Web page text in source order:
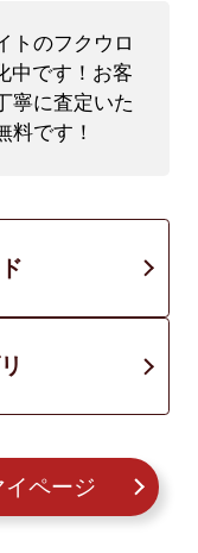
トのフクウロ
中です！ お客
寧に査定いた
料です！
イページ